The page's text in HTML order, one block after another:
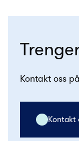
Kontakt oss
Kontakt